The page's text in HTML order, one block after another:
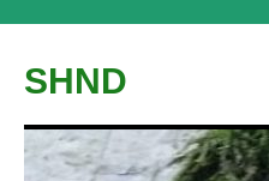
contenu
SHND